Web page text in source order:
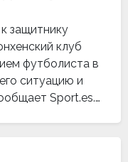
защитнику
клуб
футболиста в
ситуацию и
Sport.es.…